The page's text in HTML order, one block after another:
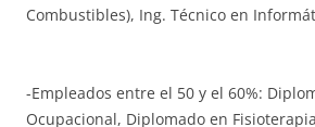
Combustibles), Ing. Técnico en
-Empleados entre el 50 y el 60%:
Ocupacional, Diplomado en